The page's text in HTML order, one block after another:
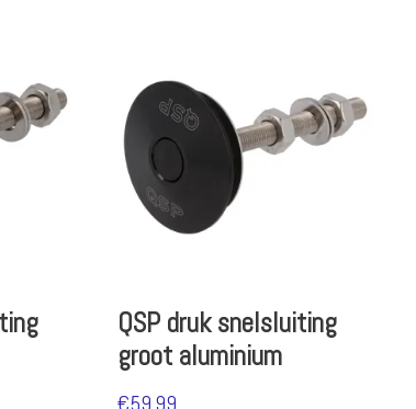
QSP druk snelsluiting
groot aluminium
€59.99